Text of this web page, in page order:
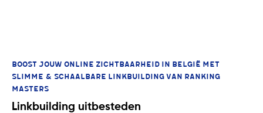
BOOST JOUW ONLINE ZICHTBAARHEID IN BELGIË MET
SLIMME & SCHAALBARE LINKBUILDING VAN RANKING
MASTERS
Linkbuilding uitbesteden